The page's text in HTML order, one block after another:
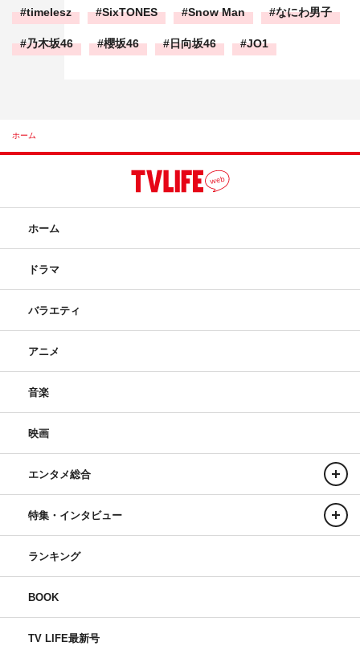
timelesz SixTONES Snow Man なにわ男子
乃木坂46 櫻坂46 日向坂46 JO1
ホーム
ホーム
ドラマ
バラエティ
アニメ
音楽
映画
エンタメ総合
特集・インタビュー
ランキング
BOOK
TV LIFE最新号